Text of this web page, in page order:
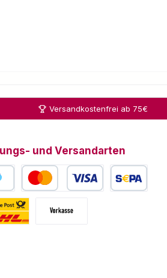
Versandkostenfrei ab 75€
und Versandarten
Kredit- oder Debitkarte